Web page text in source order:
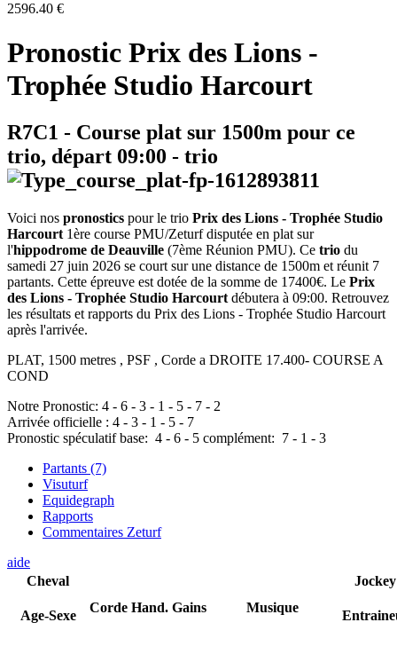
2596.40 €
Pronostic Prix des Lions -
Trophée Studio Harcourt
R7C1 - Course plat sur 1500m pour ce
trio, départ 09:00 - trio
Voici nos pronostics pour le trio Prix des Lions - Trophée Studio
Harcourt 1ère course PMU/Zeturf disputée en plat sur
l'hippodrome de Deauville (7ème Réunion PMU). Ce trio du
samedi 27 juin 2026 se court sur une distance de 1500m et réunit 7
partants. Cette épreuve est dotée de la somme de 17400€. Le Prix
des Lions - Trophée Studio Harcourt débutera à 09:00. Retrouvez
les résultats et rapports du Prix des Lions - Trophée Studio Harcourt
après l'arrivée.
PLAT, 1500 metres , PSF , Corde a DROITE 17.400- COURSE A
COND
Notre Pronostic: 4 - 6 - 3 - 1 - 5 - 7 - 2
Arrivée officielle : 4 - 3 - 1 - 5 - 7
Pronostic spéculatif base: 4 - 6 - 5 complément: 7 - 1 - 3
Partants (7)
Visuturf
Equidegraph
Rapports
Commentaires Zeturf
aide
Cheval
Age-Sexe
Corde Hand. Gains Musique
Jockey